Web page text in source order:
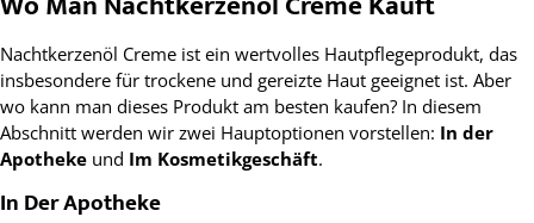
Nachtkerzenöl Creme ist ein wertvolles Hautpflegeprodukt, das
insbesondere für trockene und gereizte Haut geeignet ist. Aber
wo kann man dieses Produkt am besten kaufen? In diesem
Abschnitt werden wir zwei Hauptoptionen vorstellen: In der
Apotheke und Im Kosmetikgeschäft.
In Der Apotheke